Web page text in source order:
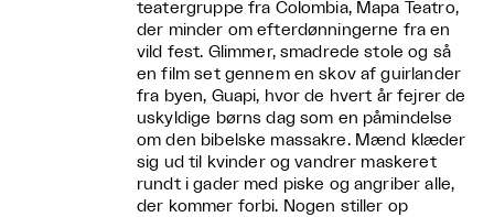
teatergruppe fra Colombia, Mapa Teatro,
der minder om efterdønningerne fra en
vild fest. Glimmer, smadrede stole og så
en film set gennem en skov af guirlander
fra byen, Guapi, hvor de hvert år fejrer de
uskyldige børns dag som en påmindelse
om den bibelske massakre. Mænd klæder
sig ud til kvinder og vandrer maskeret
rundt i gader med piske og angriber alle,
der kommer forbi. Nogen stiller op